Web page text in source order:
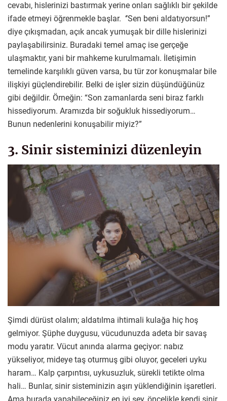
cevabı, hislerinizi bastırmak yerine onları sağlıklı bir şekilde
ifade etmeyi öğrenmekle başlar. ‘’Sen beni aldatıyorsun!”
diye çıkışmadan, açık ancak yumuşak bir dille hislerinizi
paylaşabilirsiniz. Buradaki temel amaç ise gerçeğe
ulaşmaktır, yani bir mahkeme kurulmamalı. İletişimin
temelinde karşılıklı güven varsa, bu tür zor konuşmalar bile
ilişkiyi güçlendirebilir. Belki de işler sizin düşündüğünüz
gibi değildir. Örneğin: “Son zamanlarda seni biraz farklı
hissediyorum. Aramızda bir soğukluk hissediyorum…
Bunun nedenlerini konuşabilir miyiz?”
3. Sinir sisteminizi düzenleyin
Şimdi dürüst olalım; aldatılma ihtimali kulağa hiç hoş
gelmiyor. Şüphe duygusu, vücudunuzda adeta bir savaş
modu yaratır. Vücut anında alarma geçiyor: nabız
yükseliyor, mideye taş oturmuş gibi oluyor, geceleri uyku
haram… Kalp çarpıntısı, uykusuzluk, sürekli tetikte olma
hali… Bunlar, sinir sisteminizin aşırı yüklendiğinin işaretleri.